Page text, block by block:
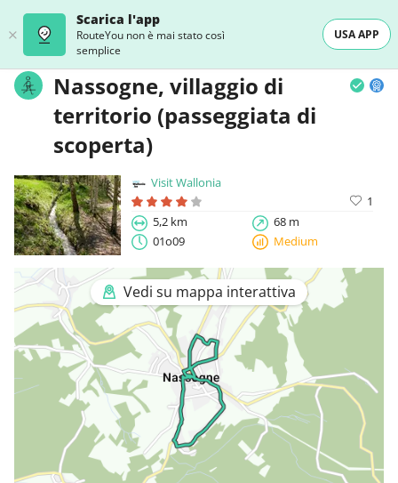
Scarica l'app
RouteYou non è mai stato così
semplice
USA APP
Nassogne, villaggio di
territorio (passeggiata di
scoperta)
Visit Wallonia
1
5,2 km
68 m
01o09
Medium
Vedi su mappa interattiva